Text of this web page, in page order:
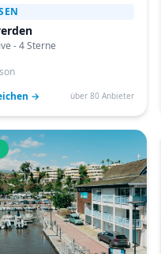
- 4 Sterne
→
über 80 Anbieter